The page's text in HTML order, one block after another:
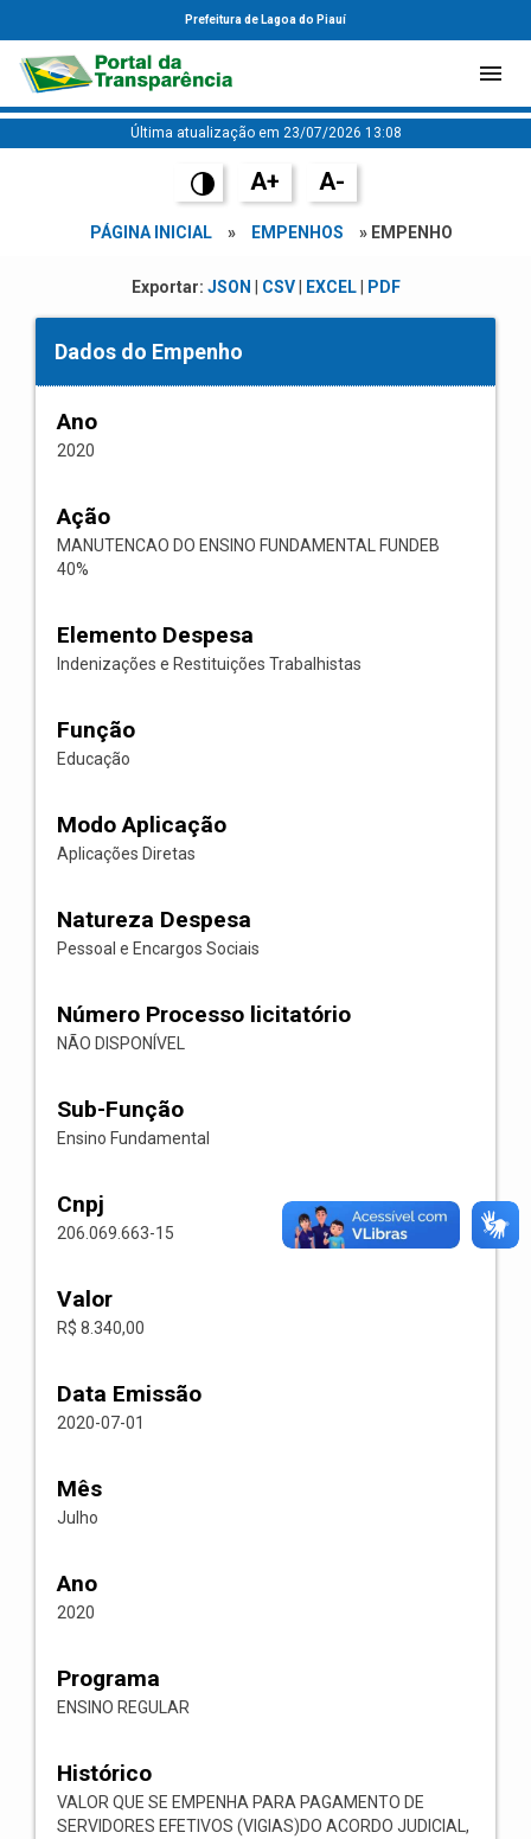
Prefeitura de Lagoa do Piauí
Última atualização em 23/07/2026 13:08
A+ A-
PÁGINA INICIAL » EMPENHOS » EMPENHO
Exportar: JSON CSV| EXCEL| PDF
Dados do Empenho
Ano
2020
Ação
MANUTENCAO DO ENSINO FUNDAMENTAL FUNDEB
40%
Elemento Despesa
Indenizações e Restituições Trabalhistas
Função
Educação
Modo Aplicação
Aplicações Diretas
Natureza Despesa
Pessoal e Encargos Sociais
Número Processo licitatório
NÃO DISPONÍVEL
Sub-Função
Ensino Fundamental
Cnpj
206.069.663-15
Valor
R$ 8.340,00
Data Emissão
2020-07-01
Mês
Julho
Ano
2020
Programa
ENSINO REGULAR
Histórico
VALOR QUE SE EMPENHA PARA PAGAMENTO DE
SERVIDORES EFETIVOS (VIGIAS)DO ACORDO JUDICIAL,